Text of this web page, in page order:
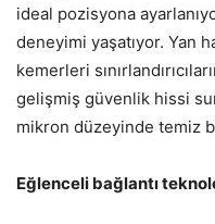
ideal pozisyona
deneyimi yaşatıyor. Yan
kemerleri
gelişmiş güvenlik hissi
mikron düzeyinde temiz
Eğlenceli bağlantı